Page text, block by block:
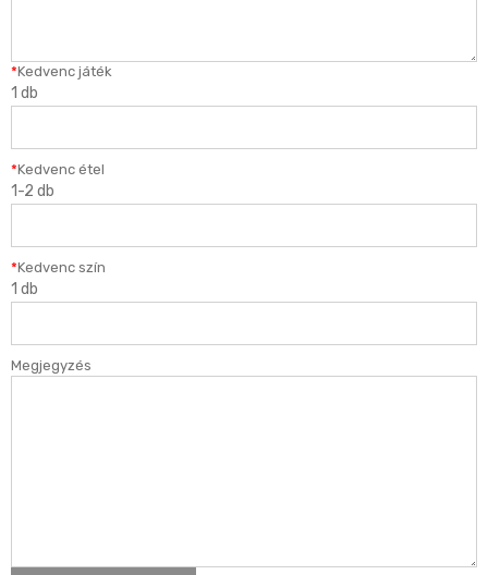
*Kedvenc játék
1 db
*Kedvenc étel
1-2 db
*Kedvenc szín
1 db
Megjegyzés